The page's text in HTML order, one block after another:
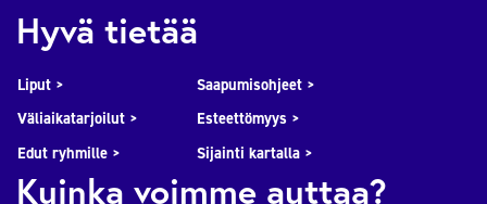
Hyvä tietää
Liput >
Saapumisohjeet >
Väliaikatarjoilut >
Esteettömyys >
Edut ryhmille >
Sijainti kartalla >
Kuinka voimme auttaa?